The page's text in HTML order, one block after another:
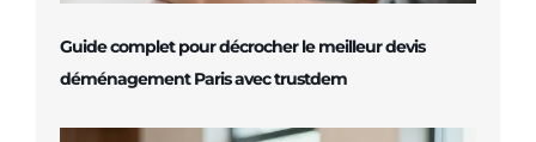
Guide complet pour décrocher le meilleur devis
déménagement Paris avec trustdem